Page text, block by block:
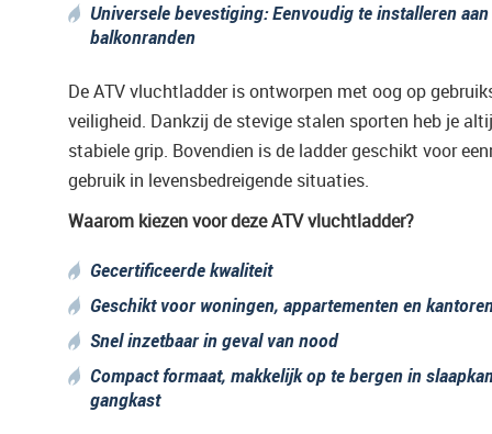
Universele bevestiging: Eenvoudig te installeren
balkonranden
De ATV vluchtladder is ontworpen met oog op
veiligheid. Dankzij de stevige stalen sporten heb je
stabiele grip. Bovendien is de ladder geschikt voor
gebruik in levensbedreigende situaties.
Waarom kiezen voor deze ATV vluchtladder?
Gecertificeerde kwaliteit
Geschikt voor woningen, appartementen en
Snel inzetbaar in geval van nood
Compact formaat, makkelijk op te bergen in
gangkast